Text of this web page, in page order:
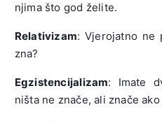
njima što god želite.
Relativizam: Vjerojatno ne
zna?
Egzistencijalizam: Imate
ništa ne znače, ali znače